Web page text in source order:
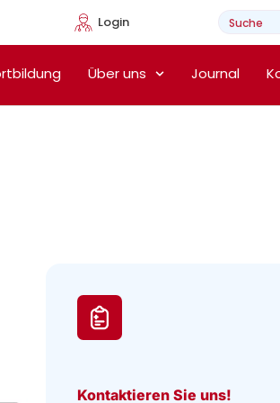
Login
HeimtherapieÜber uns Journal
Kontaktieren Sie uns!